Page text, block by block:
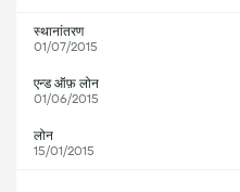
स्थानांतरण
01/07/2015
एन्ड ऑफ़ लोन
01/06/2015
लोन
15/01/2015